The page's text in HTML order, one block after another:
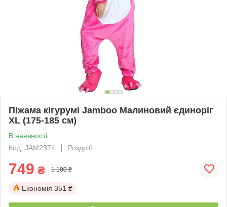
Піжама кігурумі Jamboo Малиновий єдиноріг
XL (175-185 см)
В наявності
Код: JAM2374
Роздріб
749 ₴ 1 100 ₴
Економія 351 ₴